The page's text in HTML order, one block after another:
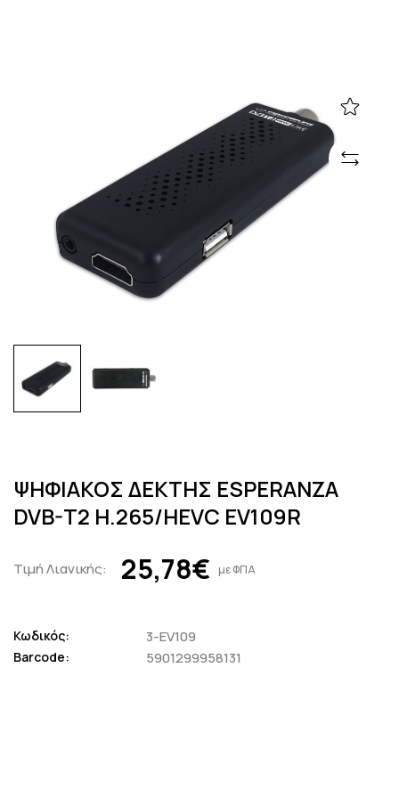
ΨΗΦΙΑΚΟΣ ΔΕΚΤΗΣ ESPERANZA
DVB-T2 H.265/HEVC EV109R
Τιμή Λιανικής: 25,78€ με ΦΠΑ
Κωδικός: 3-EV109
Barcode: 5901299958131